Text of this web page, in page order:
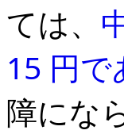
ては、
15 円
障にな